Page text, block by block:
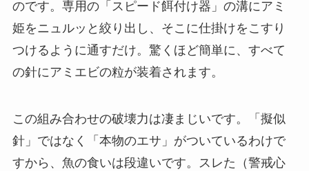
のです。専用の「スピード餌付け器」の溝にアミ
姫をニュルッと絞り出し、そこに仕掛けをこすり
つけるように通すだけ。驚くほど簡単に、すべて
の針にアミエビの粒が装着されます。
この組み合わせの破壊力は凄まじいです。「擬似
針」ではなく「本物のエサ」がついているわけで
すから、魚の食いは段違いです。スレた（警戒心